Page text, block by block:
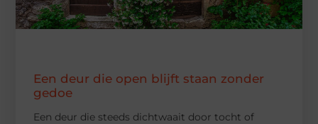
Een deur die open blijft staan zonder
gedoe
Een deur die steeds dichtwaait door tocht of